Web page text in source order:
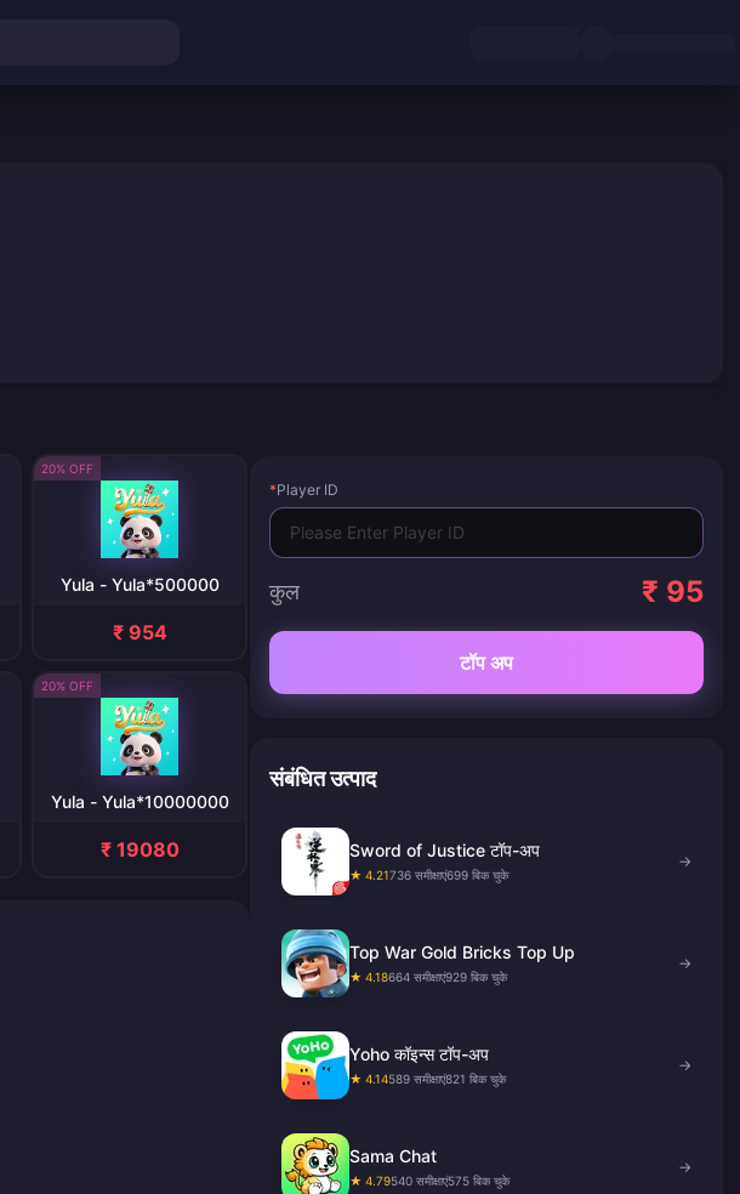
20% OFF
Yula - Yula*500000
₹ 954
20% OFF
Yula - Yula*10000000
₹ 19080
*Player ID
कुल ₹ 95
टॉप अप
संबंधित उत्पाद
Sword of Justice टॉप-अप
★ 4.21736 समीक्षाएं699 बिक चुके
→
Top War Gold Bricks Top Up
★ 4.18664 समीक्षाएं929 बिक चुके
→
Yoho कॉइन्स टॉप-अप
★ 4.14589 समीक्षाएं821 बिक चुके
→
Sama Chat
★ 4.79540 समीक्षाएं575 बिक चुके
→